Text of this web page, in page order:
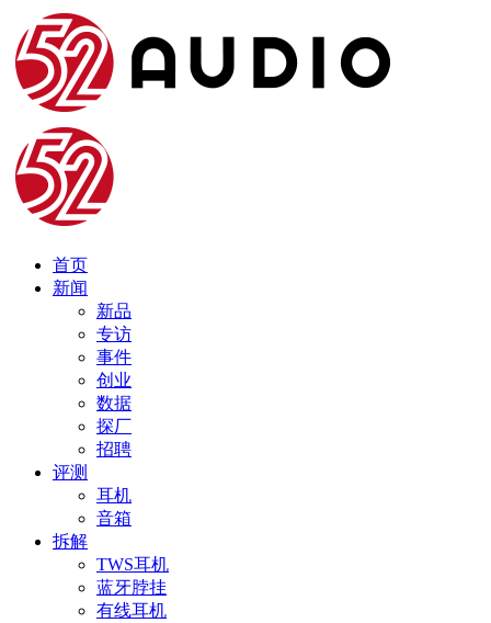
首页
新闻
新品
专访
事件
创业
数据
探厂
招聘
评测
耳机
音箱
拆解
TWS耳机
蓝牙脖挂
有线耳机